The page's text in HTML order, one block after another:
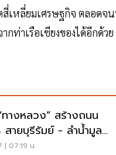
เหลี่ยมเศรษฐกิจ ตลอดจ
ท่าเรือเชียงของได้อีกด้วย
ทางหลวง” สร้างถนน
ายบุรีรัมย์ - ลำน้ำมูล
| 07:19 น.